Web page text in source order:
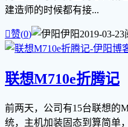
建造师的时候都有接...
赞(0) 伊阳2019-03-23
联想M710e折腾记
前两天，公司有15台联想的
统，主机加装固态到算简单